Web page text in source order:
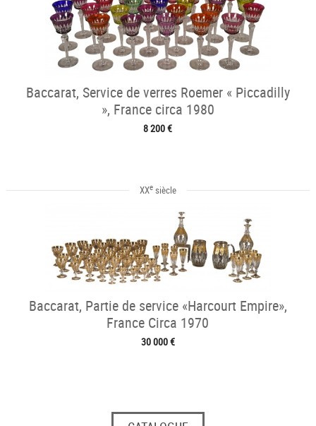
Baccarat, Service de verres Roemer « Piccadilly
», France circa 1980
8 200 €
XXesiècle
Baccarat, Partie de service «Harcourt Empire»,
France Circa 1970
30 000 €